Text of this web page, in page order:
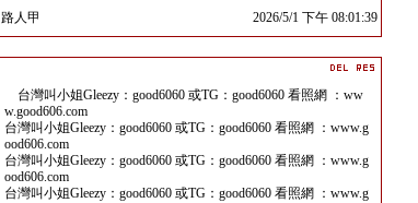
路人甲
2026/5/1 下午 08:01:39
台灣叫小姐Gleezy：good6060 或TG：good6060 看照網 ：ww
w.good606.com
台灣叫小姐Gleezy：good6060 或TG：good6060 看照網 ：www.g
ood606.com
台灣叫小姐Gleezy：good6060 或TG：good6060 看照網 ：www.g
ood606.com
台灣叫小姐Gleezy：good6060 或TG：good6060 看照網 ：www.g